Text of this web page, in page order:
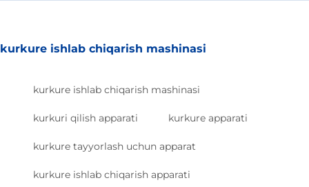
kurkure ishlab chiqarish mashinasi
kurkure ishlab chiqarish mashinasi
kurkuri qilish apparati kurkure apparati
kurkure tayyorlash uchun apparat
kurkure ishlab chiqarish apparati